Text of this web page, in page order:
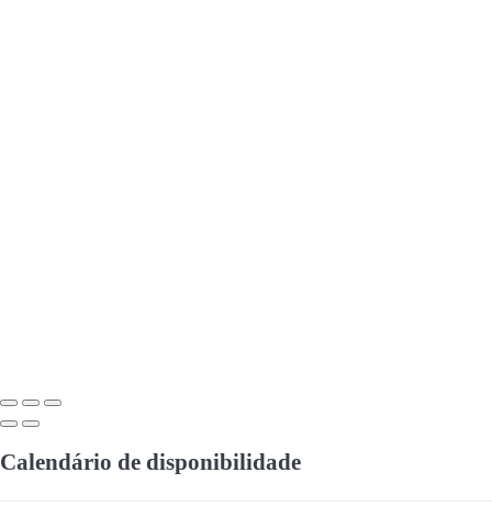
Calendário de disponibilidade